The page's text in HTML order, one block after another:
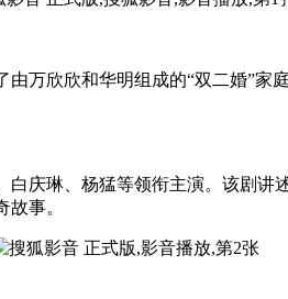
万欣欣和华明组成的“双二婚”
白庆琳、杨猛等领衔主演。该剧
事。